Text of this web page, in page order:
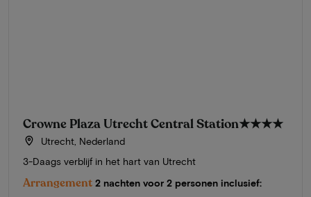
Crowne Plaza Utrecht Central Station★★★★
Utrecht, Nederland
3-Daags verblijf in het hart van Utrecht
Arrangement 2 nachten voor 2 personen inclusief: